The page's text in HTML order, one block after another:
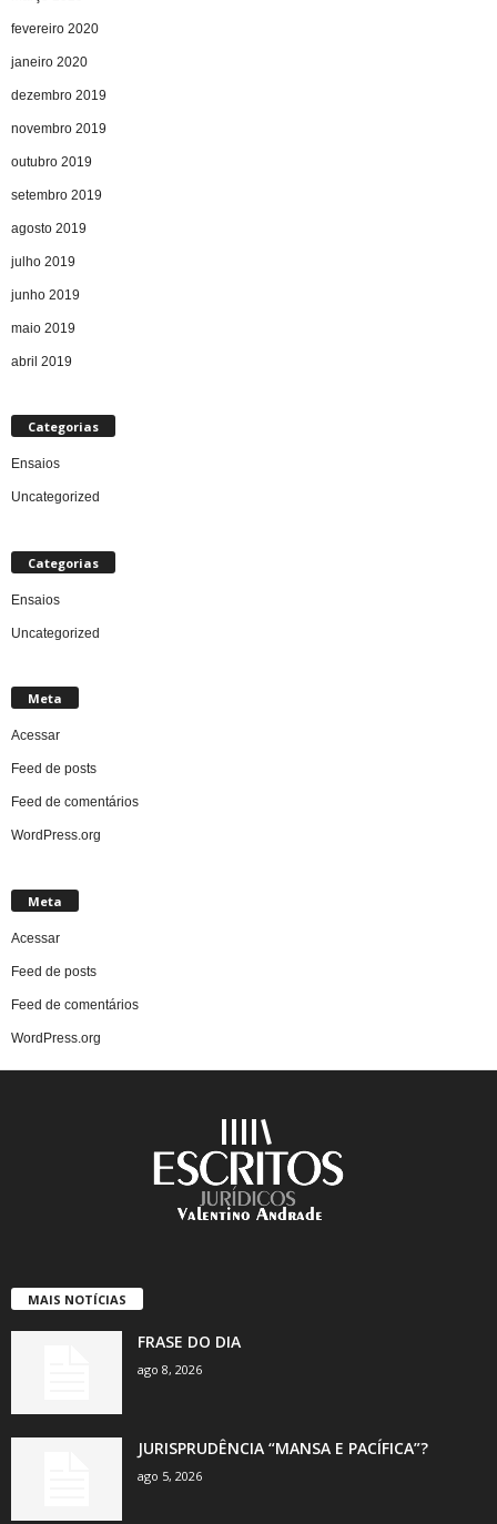
fevereiro 2020
janeiro 2020
dezembro 2019
novembro 2019
outubro 2019
setembro 2019
agosto 2019
julho 2019
junho 2019
maio 2019
abril 2019
Categorias
Ensaios
Uncategorized
Categorias
Ensaios
Uncategorized
Meta
Acessar
Feed de posts
Feed de comentários
WordPress.org
Meta
Acessar
Feed de posts
Feed de comentários
WordPress.org
MAIS NOTÍCIAS
FRASE DO DIA
ago 8, 2026
JURISPRUDÊNCIA “MANSA E PACÍFICA”?
ago 5, 2026